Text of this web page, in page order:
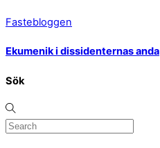
Fastebloggen
Ekumenik i dissidenternas anda
Sök